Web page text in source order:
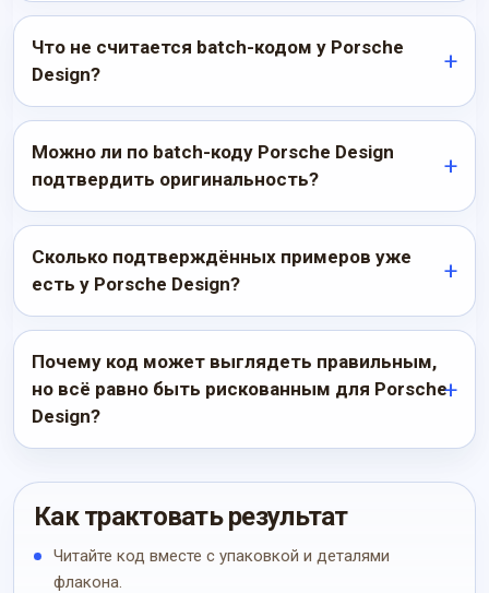
Что не считается batch-кодом у Porsche
Design?
Можно ли по batch-коду Porsche Design
подтвердить оригинальность?
Сколько подтверждённых примеров уже
есть у Porsche Design?
Почему код может выглядеть правильным,
но всё равно быть рискованным для Porsche
Design?
Как трактовать результат
Читайте код вместе с упаковкой и деталями
флакона.